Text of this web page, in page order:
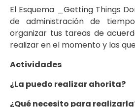
El Esquema _Getting Things
de administración de
organizar tus tareas de
realizar en el momento y las
Actividades
¿La puedo realizar ahorita?
¿Qué necesito para